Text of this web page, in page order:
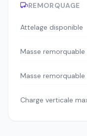
REMORQUAGE
Attelage disponible
Masse remorquable
Masse
Charge verticale